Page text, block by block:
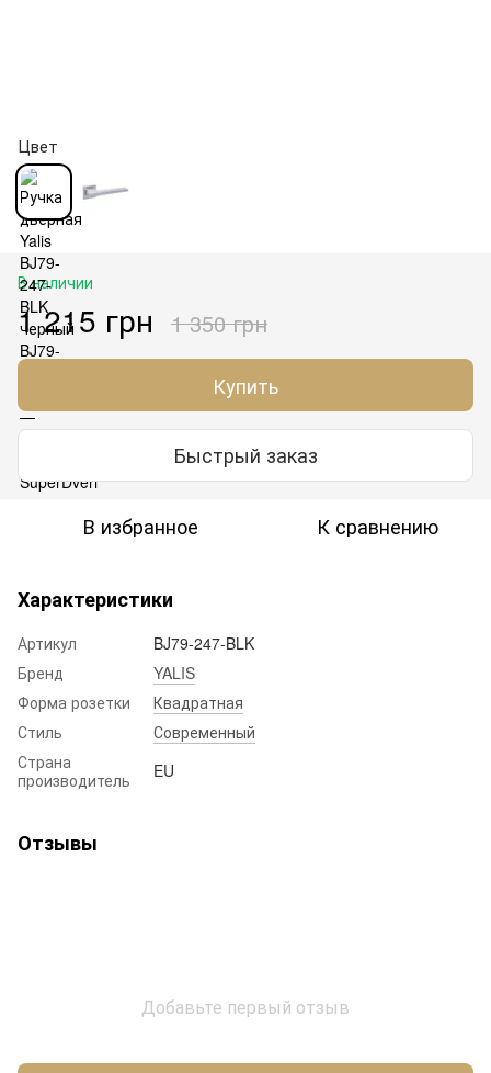
Цвет
В наличии
1 215 грн 1 350 грн
Купить
Быстрый заказ
В избранное К сравнению
Характеристики
Артикул
BJ79-247-BLK
Бренд
YALIS
Форма розетки
Квадратная
Стиль
Современный
Страна
производитель
EU
Отзывы
Добавьте первый отзыв